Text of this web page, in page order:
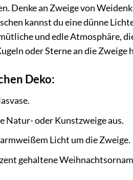
Denke an Zweige von
kannst du eine dünne
und edle Atmosphäre,
oder Sterne an die Zweige
Deko:
Natur- oder Kunstzweige aus.
Licht um die Zweige.
gehaltene